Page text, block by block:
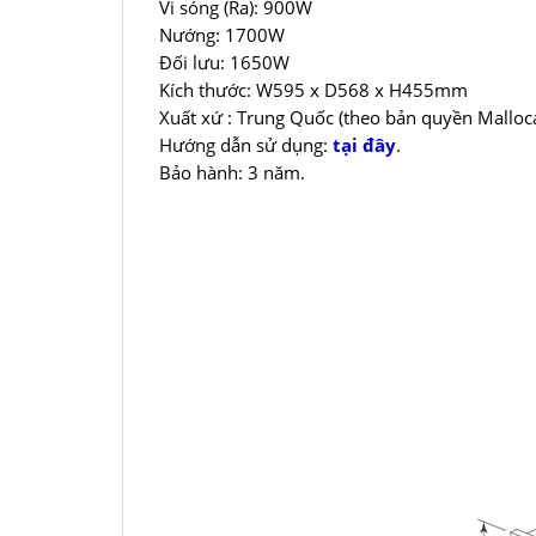
Vi sóng (Ra): 900W
Nướng: 1700W
Đối lưu: 1650W
Kích thước: W595 x D568 x H455mm
Xuất xứ : Trung Quốc (theo bản quyền
Hướng dẫn sử dụng: tại đây.
Bảo hành: 3 năm.